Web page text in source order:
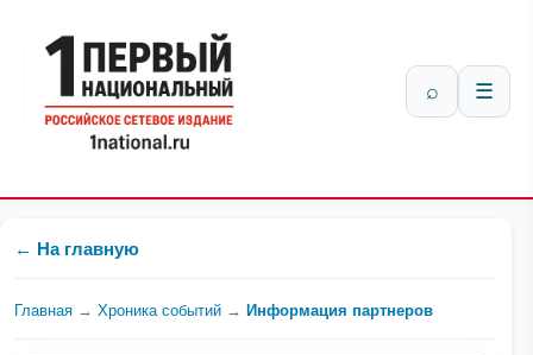
⌕ ☰
← На главную
Главная → Хроника событий → Информация партнеров